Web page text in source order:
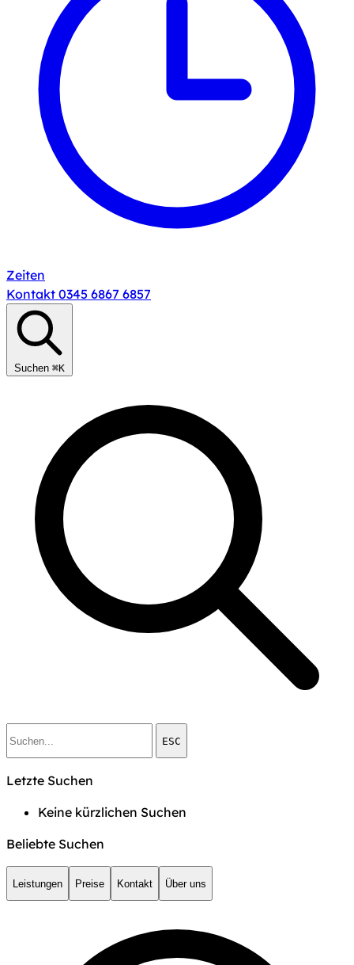
Zeiten
Kontakt 0345 6867 6857
Suchen ⌘K
ESC
Letzte Suchen
Keine kürzlichen Suchen
Beliebte Suchen
Leistungen Preise Kontakt Über uns